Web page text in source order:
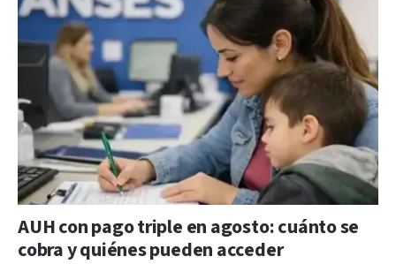
AUH con pago triple en agosto: cuánto se
cobra y quiénes pueden acceder